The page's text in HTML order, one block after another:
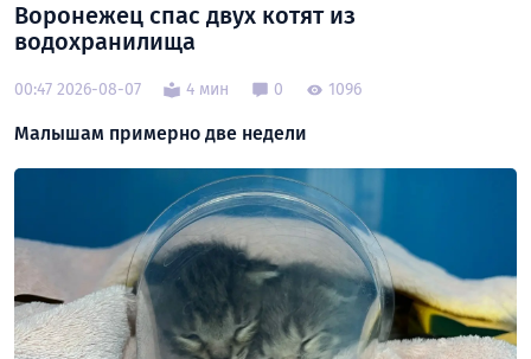
Воронежец спас двух котят из
водохранилища
00:47 2026-08-07 4 мин 0 1096
Малышам примерно две недели